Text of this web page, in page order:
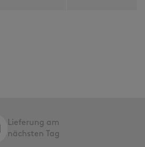
Lieferung am
nächsten Tag